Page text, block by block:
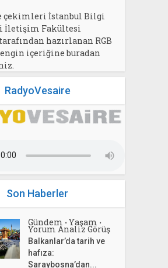
çekimleri İstanbul Bilgi
İletişim Fakültesi
hazırlanan RGB
içeriğine buradan
RadyoVesaire
Son Haberler
Gündem • Yaşam •
Yorum Analiz Görüş
Balkanlar’da tarih ve
hafıza:
Saraybosna’dan...